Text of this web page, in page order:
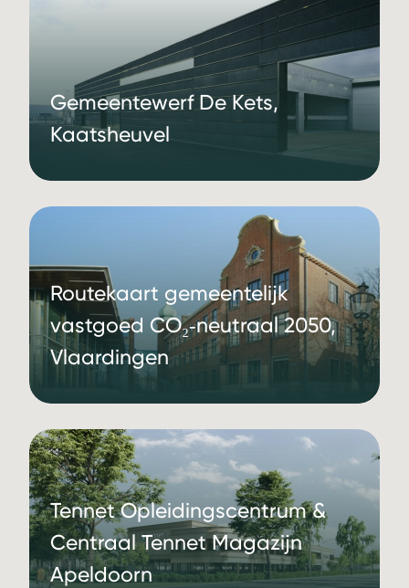
Gemeentewerf De Kets,
Kaatsheuvel
Routekaart gemeentelijk
vastgoed CO₂‑neutraal 2050,
Vlaardingen
Tennet Opleidingscentrum &
Centraal Tennet Magazijn
Apeldoorn